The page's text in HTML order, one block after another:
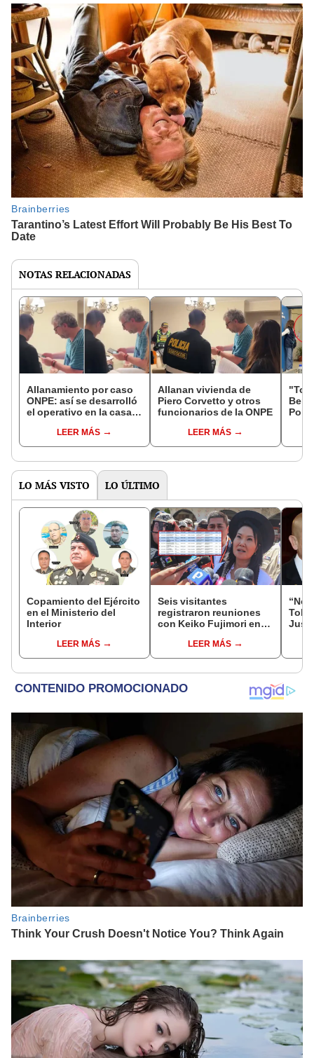
NOTAS RELACIONADAS
Allanamiento por caso
ONPE: así se desarrolló
el operativo en la casa
otros 11 inmuebles
LEER MÁS
Allanan vivienda de
Piero Corvetto y otros
funcionarios de la ONPE
LEER MÁS
de
LO MÁS VISTO LO ÚLTIMO
Copamiento del Ejército
en el Ministerio del
Interior
LEER MÁS
Seis visitantes
registraron reuniones
con Keiko Fujimori en
presidenta se
encontraba en Junín
LEER MÁS
“No